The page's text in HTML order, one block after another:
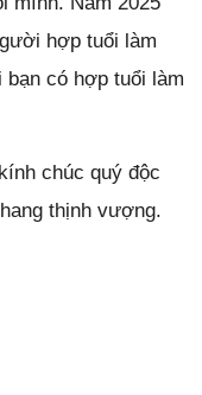
hợp tuổi làm
có hợp tuổi làm
chúc quý độc
thịnh vượng.